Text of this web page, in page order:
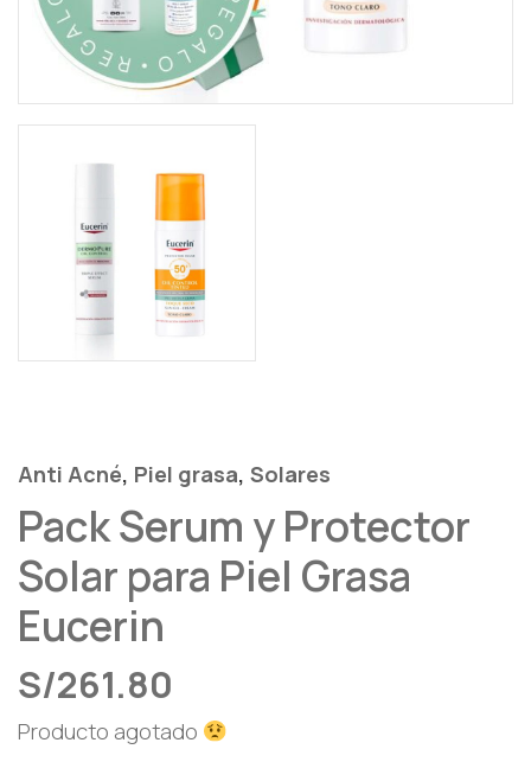
Anti Acné, Piel grasa, Solares
Pack Serum y Protector
Solar para Piel Grasa
Eucerin
S/261.80
Producto agotado